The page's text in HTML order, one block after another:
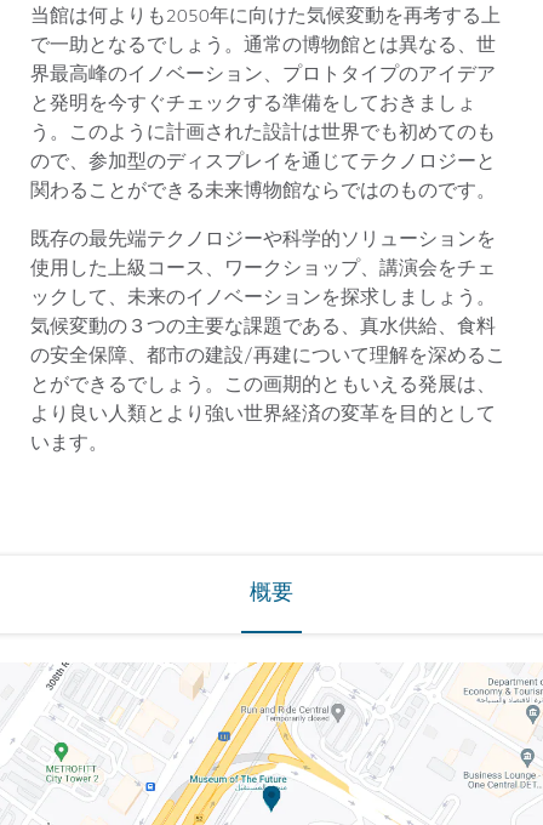
当館は何よりも2050年に向けた気候変動を再考する上
で一助となるでしょう。通常の博物館とは異なる、世
界最高峰のイノベーション、プロトタイプのアイデア
と発明を今すぐチェックする準備をしておきましょ
う。このように計画された設計は世界でも初めてのも
ので、参加型のディスプレイを通じてテクノロジーと
関わることができる未来博物館ならではのものです。
既存の最先端テクノロジーや科学的ソリューションを
使用した上級コース、ワークショップ、講演会をチェ
ックして、未来のイノベーションを探求しましょう。
気候変動の３つの主要な課題である、真水供給、食料
の安全保障、都市の建設/再建について理解を深めるこ
とができるでしょう。この画期的ともいえる発展は、
より良い人類とより強い世界経済の変革を目的として
います。
概要